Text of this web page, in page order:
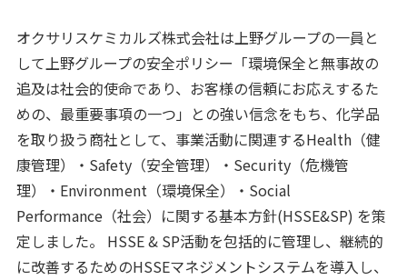
オクサリスケミカルズ株式会社は上野グループの一員と
して上野グループの安全ポリシー「環境保全と無事故の
追及は社会的使命であり、お客様の信頼にお応えするた
めの、最重要事項の一つ」との強い信念をもち、化学品
を取り扱う商社として、事業活動に関連するHealth（健
康管理）・ Safety（安全管理）・ Security（危機管
理）・ Environment（環境保全）・ Social
Performance（社会）に関する基本方針(HSSE&SP) を策
定しました。 HSSE & SP活動を包括的に管理し、継続的
に改善するためのHSSEマネジメントシステムを導入し、